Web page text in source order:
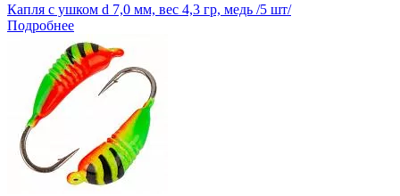
Капля с ушком d 7,0 мм, вес 4,3 гр, медь /5 шт/
Подробнее